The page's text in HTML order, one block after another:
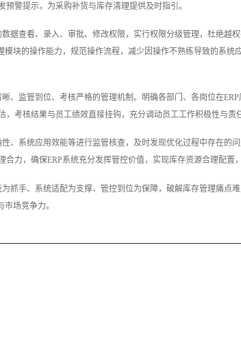
警提示，为采购补货与库存清理提供及时指引。
据查看、录入、审批、修改权限，实行权限分级管理，杜绝越
块的操作能力，规范操作流程，减少因操作不熟练导致的系统
、监管到位、考核严格的管理机制。明确各部门、各岗位在
考核结果与员工绩效直接挂钩，充分调动员工工作积极性与责
、系统应用效能等进行监管核查，及时发现优化过程中存在的
力，确保ERP系统充分发挥管控价值，实现库存资源合理配置
抓手、系统适配为支撑、管控到位为保障，破解库存管理痛点
场竞争力。